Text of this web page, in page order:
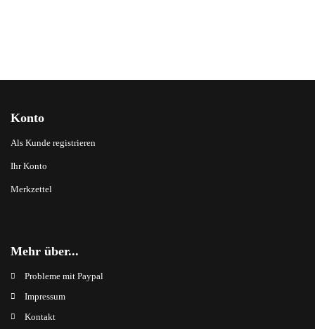
Konto
Als Kunde registrieren
Ihr Konto
Merkzettel
Mehr über...
Probleme mit Paypal
Impressum
Kontakt